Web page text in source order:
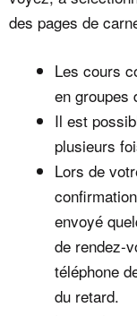
des pages de
Les cours
en groupes
Il est
plusieurs
Lors de
envoyé
de rendez-
téléphone
du retard.